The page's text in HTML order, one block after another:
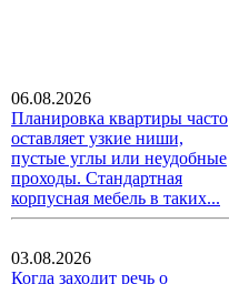
06.08.2026
Планировка квартиры часто
оставляет узкие ниши,
пустые углы или неудобные
проходы. Стандартная
корпусная мебель в таких...
03.08.2026
Когда заходит речь о